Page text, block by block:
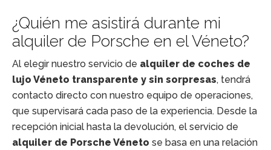
¿Quién me asistirá durante mi
alquiler de Porsche en el Véneto?
Al elegir nuestro servicio de alquiler de coches de
lujo Véneto transparente y sin sorpresas, tendrá
contacto directo con nuestro equipo de operaciones,
que supervisará cada paso de la experiencia. Desde la
recepción inicial hasta la devolución, el servicio de
alquiler de Porsche Véneto se basa en una relación